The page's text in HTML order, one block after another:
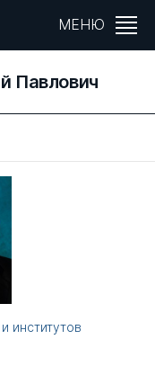
МЕНЮ
Павлович
институтов